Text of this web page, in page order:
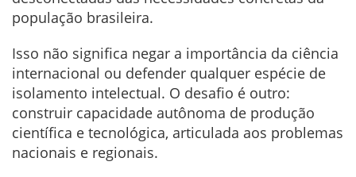
população brasileira.
Isso não significa negar a importância da ciência
internacional ou defender qualquer espécie de
isolamento intelectual. O desafio é outro:
construir capacidade autônoma de produção
científica e tecnológica, articulada aos problemas
nacionais e regionais.